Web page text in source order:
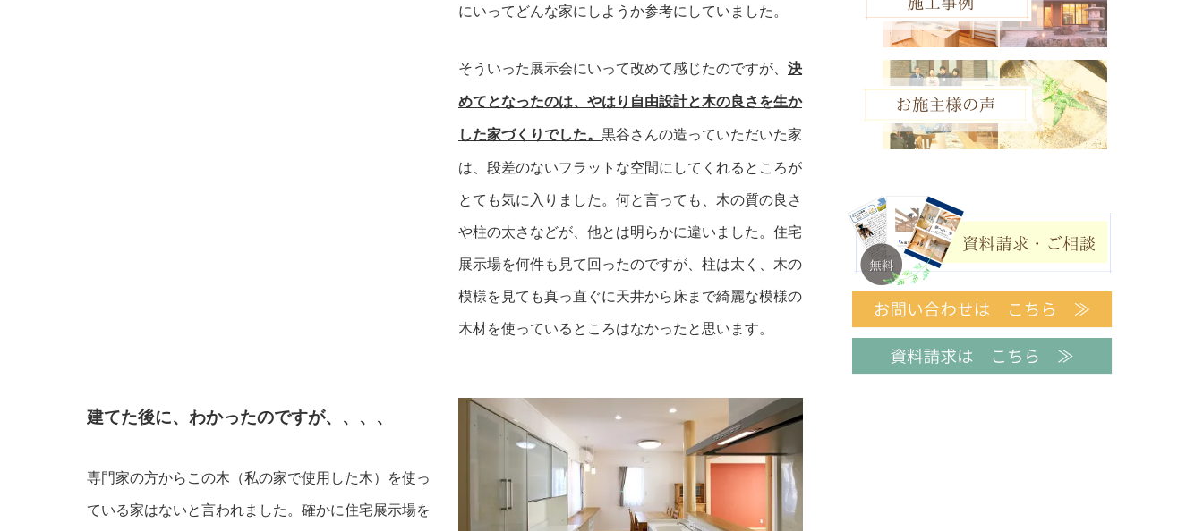
にいってどんな家にしようか参考にしていました。
そういった展示会にいって改めて感じたのですが、 決
めてとなったのは、やはり自由設計と木の良さを生か
した家づくりでした。 黒谷さんの造っていただいた家
は、段差のないフラットな空間にしてくれるところが
とても気に入りました。何と言っても、木の質の良さ
や柱の太さなどが、他とは明らかに違いました。住宅
展示場を何件も見て回ったのですが、柱は太く、木の
模様を見ても真っ直ぐに天井から床まで綺麗な模様の
木材を使っているところはなかったと思います。
建てた後に、わかったのですが、、、、
専門家の方からこの木（私の家で使用した木）を使っ
ている家はないと言われました。確かに住宅展示場を